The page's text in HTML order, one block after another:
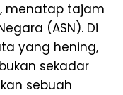
menatap tajam
(ASN). Di
yang hening,
sekadar
sebuah